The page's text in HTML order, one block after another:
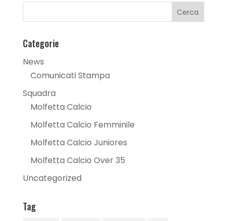
Categorie
News
Comunicati Stampa
Squadra
Molfetta Calcio
Molfetta Calcio Femminile
Molfetta Calcio Juniores
Molfetta Calcio Over 35
Uncategorized
Tag